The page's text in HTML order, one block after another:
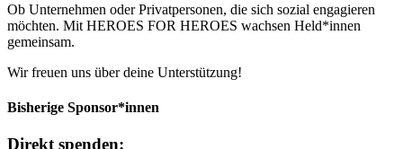
Ob Unternehmen oder Privatpersonen, die sich sozial engagieren
möchten. Mit HEROES FOR HEROES wachsen Held*innen
gemeinsam.
Wir freuen uns über deine Unterstützung!
Bisherige Sponsor*innen
Direkt spenden: